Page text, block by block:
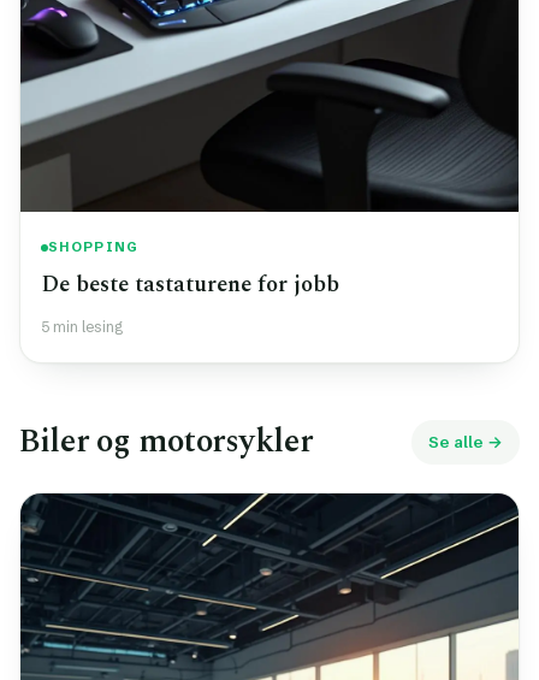
SHOPPING
De beste tastaturene for jobb
5 min lesing
Biler og motorsykler Se alle →